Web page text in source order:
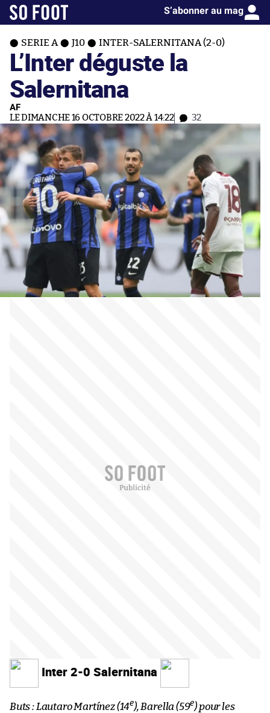
S’abonner au mag
SERIE A J10 INTER-SALERNITANA (2-0)
L’Inter déguste la
Salernitana
AF
LE DIMANCHE 16 OCTOBRE 2022 À 14:22 32
Inter 2-0 Salernitana
Buts : Lautaro Martínez (14e), Barella (59e) pour les